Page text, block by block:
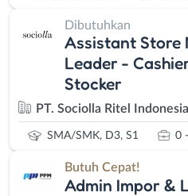
Dibutuhkan
Assistant Store
Leader -
Stocker
PT. Sociolla Ritel Indonesia
SMA/SMK, D3, S1 0
Butuh Cepat!
Admin Impor &